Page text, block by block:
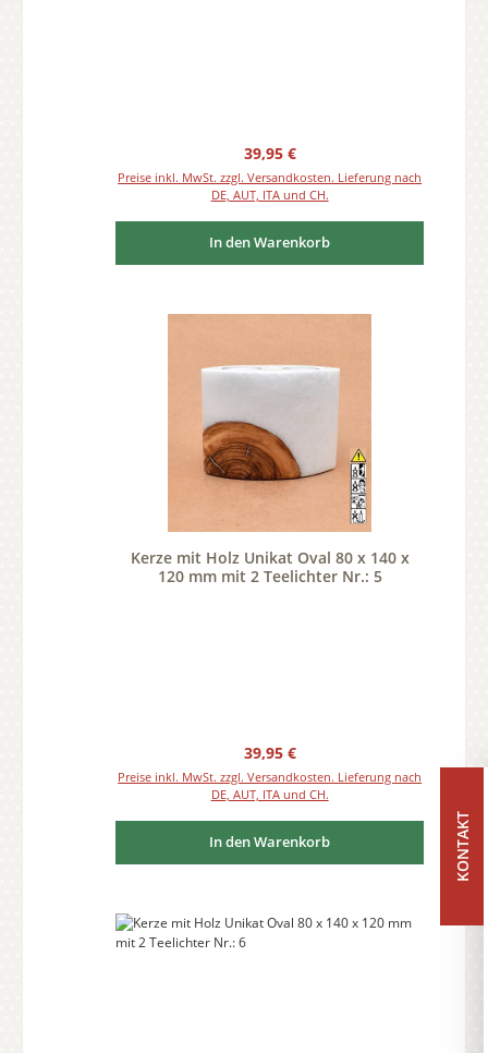
Regulärer Preis:
39,95 €
Preise inkl. MwSt. zzgl. Versandkosten. Lieferung nach
DE, AUT, ITA und CH.
In den Warenkorb
Kerze mit Holz Unikat Oval 80 x 140 x
120 mm mit 2 Teelichter Nr.: 5
Regulärer Preis:
39,95 €
Preise inkl. MwSt. zzgl. Versandkosten. Lieferung nach
DE, AUT, ITA und CH.
In den Warenkorb KONTAKT